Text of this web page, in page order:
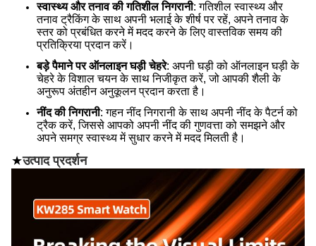
स्वास्थ्य और तनाव की गतिशील निगरानी: गतिशील स्वास्थ्य और
तनाव ट्रैकिंग के साथ अपनी भलाई के शीर्ष पर रहें, अपने तनाव के
स्तर को प्रबंधित करने में मदद करने के लिए वास्तविक समय की
प्रतिक्रिया प्रदान करें।
बड़े पैमाने पर ऑनलाइन घड़ी चेहरे: अपनी घड़ी को ऑनलाइन घड़ी के
चेहरे के विशाल चयन के साथ निजीकृत करें, जो आपकी शैली के
अनुरूप अंतहीन अनुकूलन प्रदान करता है।
नींद की निगरानी: गहन नींद निगरानी के साथ अपनी नींद के पैटर्न को
ट्रैक करें, जिससे आपको अपनी नींद की गुणवत्ता को समझने और
अपने समग्र स्वास्थ्य में सुधार करने में मदद मिलती है।
★उत्पाद प्रदर्शन